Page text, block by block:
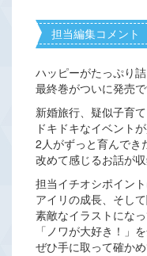
担当編集コメント
ハッピーがたっぷり
最終巻がついに発売で
新婚旅行、疑似子育
ドキドキなイベント
2人がずっと育んでき
改めて感じるお話が
担当イチオシポイン
アイリの成長、そし
素敵なイラストになっ
「ノワが大好き！」
ぜひ手に取って確か